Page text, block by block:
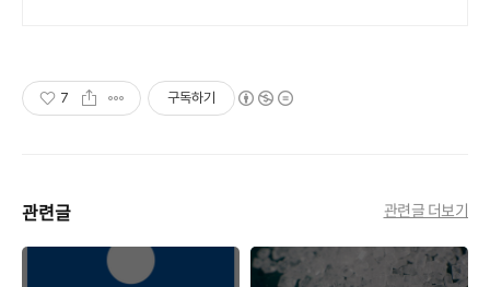
7 구독하기
관련글 관련글 더보기